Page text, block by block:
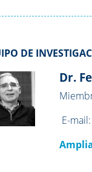
DE
Dr.
E-